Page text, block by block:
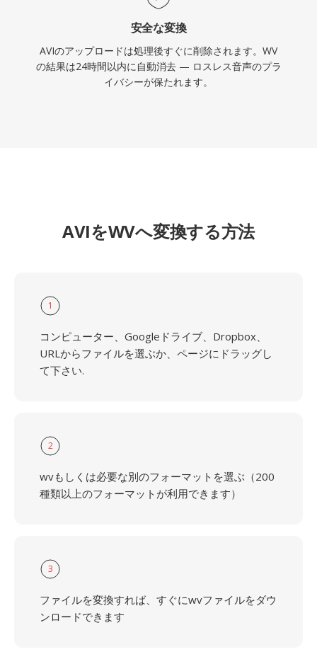
安全な変換
AVIのアップロードは処理後すぐに削除されます。WV
の結果は24時間以内に自動消去 — ロスレス音声のプラ
イバシーが保たれます。
AVIをWVへ変換する方法
1
コンピューター、Googleドライブ、Dropbox、
URLからファイルを選ぶか、ページにドラッグし
て下さい.
2
wvもしくは必要な別のフォーマットを選ぶ（200
種類以上のフォーマットが利用できます）
3
ファイルを変換すれば、すぐにwvファイルをダウ
ンロードできます